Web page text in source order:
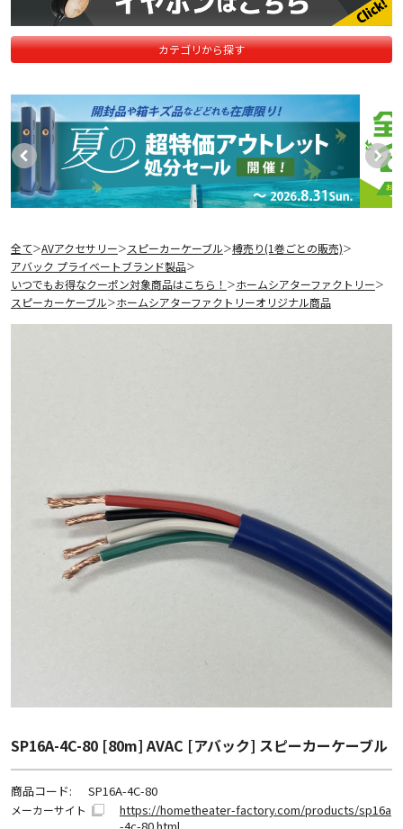
カテゴリから探す
全て＞AVアクセサリー＞ スピーカーケーブル＞樽売り(1巻ごとの販売)＞
アバック プライベートブランド製品＞
いつでもお得なクーポン対象商品はこちら！ ＞ホームシアターファクトリー＞
スピーカーケーブル＞ホームシアターファクトリーオリジナル商品
SP16A-4C-80 [80m] AVAC [アバック] スピーカーケーブル
商品コード: SP16A-4C-80
メーカーサイト
https://hometheater-factory.com/products/sp16a